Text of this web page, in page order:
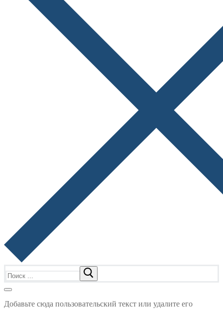
Добавьте сюда пользовательский текст или удалите его